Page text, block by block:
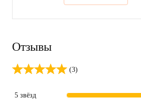
Отзывы
(3)
5 звёзд